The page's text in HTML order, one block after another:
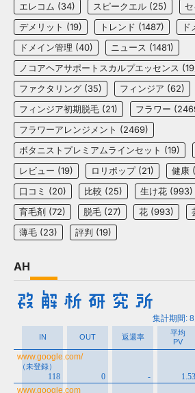
エレコム (34) スピークエル (25)
デメリット (19) トレンド (1487) ド
ドメイン管理 (40) ニュース (1481)
ノコアヘアサポートスカルプエッセンス
ファクタリング (35) フィンジア (62)
フィンジア初期脱毛 (21) フラワー
フラワーアレンジメント (2469)
ボタニストプレミアムラインセット (19)
レビュー (19) ロリポップ(21) 健康
口コミ (20) 比較 (25) 生け花 (993)
育毛剤 (72) 脱毛 (27) 花 (993)
薄毛 (23) 評判 (19)
AH